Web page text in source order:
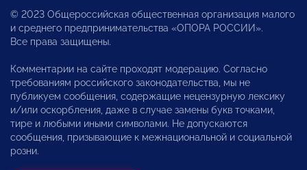
© 2023 Общероссийская общественная организация малого
и среднего предпринимательства «ОПОРА РОССИИ».
Все права защищены.
Комментарии на сайте проходят модерацию. Согласно
требованиям российского законодательства, мы не
публикуем сообщения, содержащие нецензурную лексику
и/или оскорбления, даже в случае замены букв точками,
тире и любыми иными символами. Не допускаются
сообщения, призывающие к межнациональной и социальной
розни.